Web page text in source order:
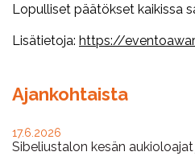
Lopulliset päätökset kaikissa
Lisätietoja: https://
Ajankohtaista
17.6.2026
Sibeliustalon kesän